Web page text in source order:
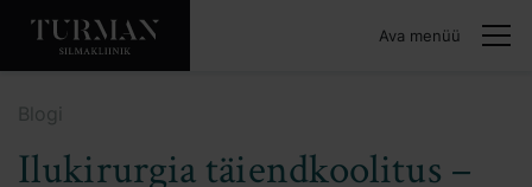
Ava menüü
Blogi
Ilukirurgia täiendkoolitus –